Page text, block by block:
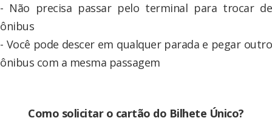
- Não precisa passar pelo terminal para trocar de
ônibus
- Você pode descer em qualquer parada e pegar outro
ônibus com a mesma passagem
Como solicitar o cartão do Bilhete Único?